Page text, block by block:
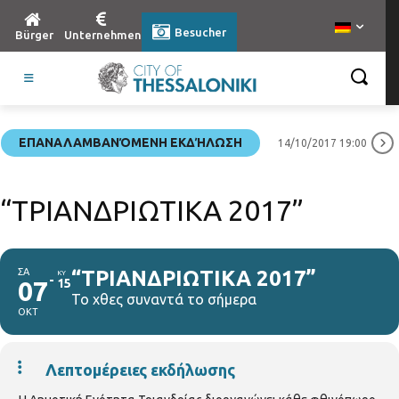
Bürger Unternehmen Besucher
ΕΠΑΝΑΛΑΜΒΑΝΌΜΕΝΗ ΕΚΔΉΛΩΣΗ 14/10/2017 19:00
“ΤΡΙΑΝΔΡΙΩΤΙΚΑ 2017”
ΣΑ
07
ΟΚΤ
ΚΥ
15“ΤΡΙΑΝΔΡΙΩΤΙΚΑ 2017”
Το χθες συναντά το σήμερα
Λεπτομέρειες εκδήλωσης